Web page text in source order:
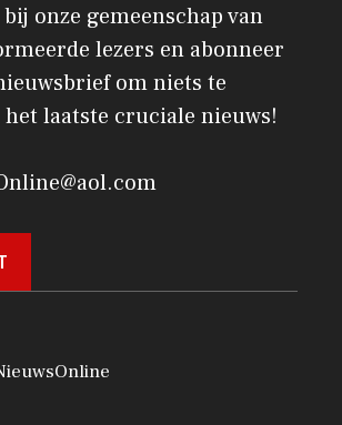
onze gemeenschap van
lezers en abonneer
om niets te
het laatste cruciale nieuws!